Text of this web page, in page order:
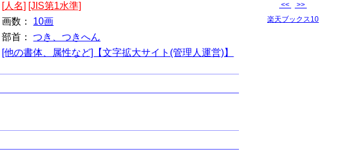
[人名] [JIS第1水準]
画数： 10画
部首：つき、つきへん
[他の書体、属性など]【文字拡大サイト(管理人運営)】
<<
>>
楽天ブックス10